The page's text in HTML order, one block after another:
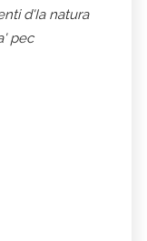
d'Ia natura
pec